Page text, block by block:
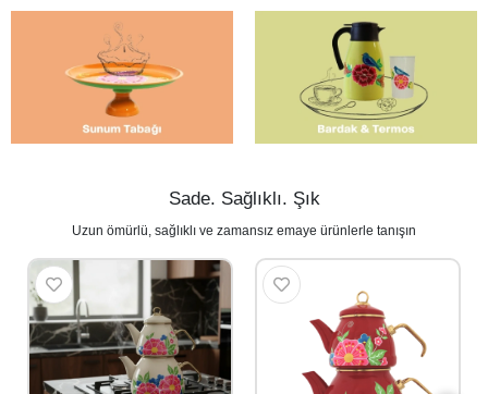
Sade. Sağlıklı. Şık
Uzun ömürlü, sağlıklı ve zamansız emaye ürünlerle tanışın